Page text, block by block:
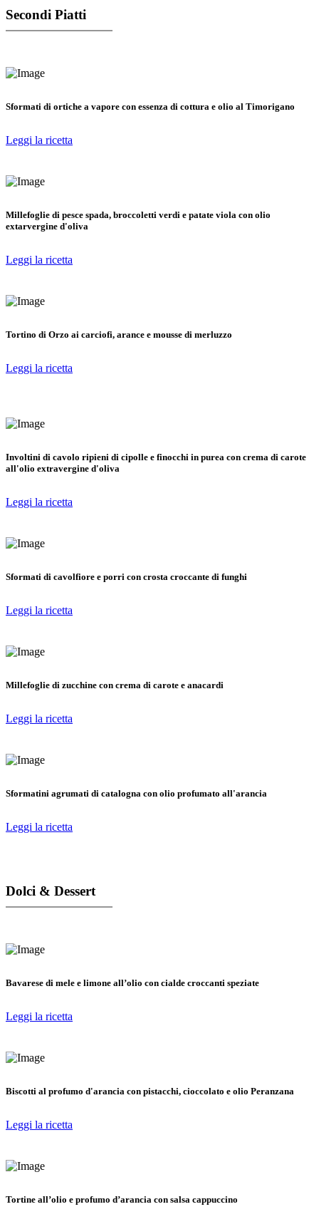
Secondi Piatti
Sformati di ortiche a vapore con essenza di cottura e olio al Timorigano
Leggi la ricetta
Millefoglie di pesce spada, broccoletti verdi e patate viola con olio
extarvergine d'oliva
Leggi la ricetta
Tortino di Orzo ai carciofi, arance e mousse di merluzzo
Leggi la ricetta
Involtini di cavolo ripieni di cipolle e finocchi in purea con crema di carote
all'olio extravergine d'oliva
Leggi la ricetta
Sformati di cavolfiore e porri con crosta croccante di funghi
Leggi la ricetta
Millefoglie di zucchine con crema di carote e anacardi
Leggi la ricetta
Sformatini agrumati di catalogna con olio profumato all'arancia
Leggi la ricetta
Dolci & Dessert
Bavarese di mele e limone all’olio con cialde croccanti speziate
Leggi la ricetta
Biscotti al profumo d'arancia con pistacchi, cioccolato e olio Peranzana
Leggi la ricetta
Tortine all’olio e profumo d’arancia con salsa cappuccino